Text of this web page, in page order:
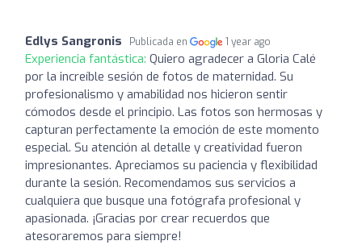
Edlys Sangronis Publicada en 1 year ago
Experiencia fantástica: Quiero agradecer a Gloria Calé
por la increíble sesión de fotos de maternidad. Su
profesionalismo y amabilidad nos hicieron sentir
cómodos desde el principio. Las fotos son hermosas y
capturan perfectamente la emoción de este momento
especial. Su atención al detalle y creatividad fueron
impresionantes. Apreciamos su paciencia y flexibilidad
durante la sesión. Recomendamos sus servicios a
cualquiera que busque una fotógrafa profesional y
apasionada. ¡Gracias por crear recuerdos que
atesoraremos para siempre!